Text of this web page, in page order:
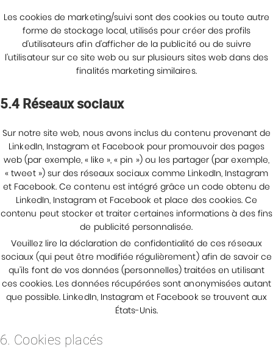
Les cookies de marketing/suivi sont des cookies ou toute autre
forme de stockage local, utilisés pour créer des profils
d’utilisateurs afin d’afficher de la publicité ou de suivre
l’utilisateur sur ce site web ou sur plusieurs sites web dans des
finalités marketing similaires.
5.4 Réseaux sociaux
Sur notre site web, nous avons inclus du contenu provenant de
LinkedIn, Instagram et Facebook pour promouvoir des pages
web (par exemple, « like », « pin ») ou les partager (par exemple,
« tweet ») sur des réseaux sociaux comme LinkedIn, Instagram
et Facebook. Ce contenu est intégré grâce un code obtenu de
LinkedIn, Instagram et Facebook et place des cookies. Ce
contenu peut stocker et traiter certaines informations à des fins
de publicité personnalisée.
Veuillez lire la déclaration de confidentialité de ces réseaux
sociaux (qui peut être modifiée régulièrement) afin de savoir ce
qu’ils font de vos données (personnelles) traitées en utilisant
ces cookies. Les données récupérées sont anonymisées autant
que possible. LinkedIn, Instagram et Facebook se trouvent aux
États-Unis.
6. Cookies placés